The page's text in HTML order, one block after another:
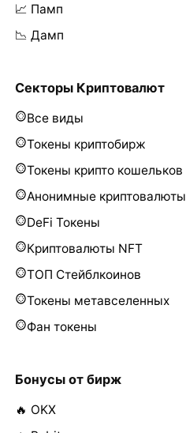
📈 Памп
📉 Дамп
Секторы Криптовалют
Все виды
Токены криптобирж
Токены крипто кошельков
Анонимные криптовалюты
DeFi Токены
Криптовалюты NFT
ТОП Стейблкоинов
Токены метавселенных
Фан токены
Бонусы от бирж
🔥 OKX